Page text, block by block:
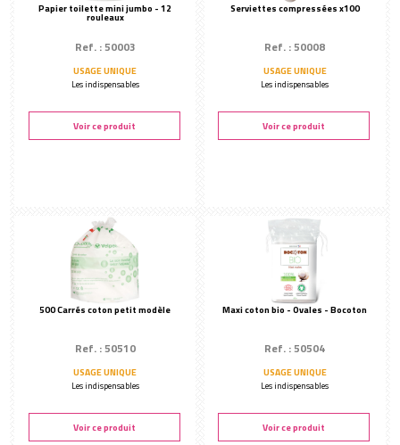
Papier toilette mini jumbo - 12
rouleaux
Ref. : 50003
USAGE UNIQUE
Les indispensables
Voir ce produit
Serviettes compressées x100
Ref. : 50008
USAGE UNIQUE
Les indispensables
Voir ce produit
500 Carrés coton petit modèle
Ref. : 50510
USAGE UNIQUE
Les indispensables
Voir ce produit
Maxi coton bio - Ovales - Bocoton
Ref. : 50504
USAGE UNIQUE
Les indispensables
Voir ce produit